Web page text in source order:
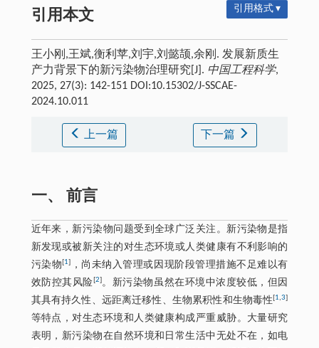
引用本文 引用格式 ▾
王小刚,王斌,衡利苹,刘宇,刘懿颉,余刚. 发展新质生
产力背景下的新污染物治理研究[J]. 中国工程科学,
2025, 27(3): 142-151 DOI:10.15302/J-SSCAE-
2024.10.011
上一篇 下一篇
一、 前言
近年来，新污染物问题受到全球广泛关注。新污染物是指
新发现或被新关注的对生态环境或人类健康有不利影响的
污染物[1]
，尚未纳入管理或因现阶段管理措施不足难以有
效防控其风险[2]。新污染物虽然在环境中浓度较低，但因
其具有持久性、远距离迁移性、生物累积性和生物毒性[1,3]
等特点，对生态环境和人类健康构成严重威胁。大量研究
表明，新污染物在自然环境和日常生活中无处不在，如电